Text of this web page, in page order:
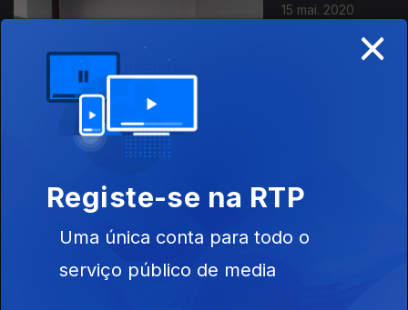
15 mai. 2020
Brincar com
Raquel
Super Velozes
×
Registe-se na RTP
Uma única conta para todo o
serviço público de media